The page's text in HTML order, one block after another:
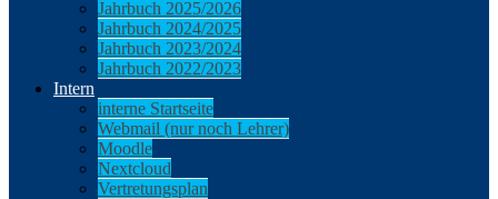
Jahrbuch 2025/2026
Jahrbuch 2024/2025
Jahrbuch 2023/2024
Jahrbuch 2022/2023
Intern
interne Startseite
Webmail (nur noch Lehrer)
Moodle
Nextcloud
Vertretungsplan